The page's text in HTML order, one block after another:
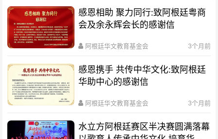
感恩相助 聚力同行:致阿根廷粤商
会及余永辉会长的感谢信
阿根廷华文教育基金会 3个月前
感恩携手 共传中华文化:致阿根廷
华助中心的感谢信
阿根廷华文教育基金会 3个月前
水立方阿根廷赛区半决赛圆满落幕